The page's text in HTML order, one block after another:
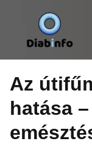
Tovább
tartalomra
Diabinfo.hu –
Az
hatása